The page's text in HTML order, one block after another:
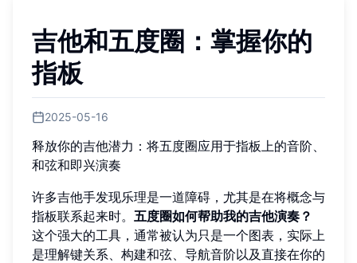
吉他和五度圈：掌握你的
指板
2025-05-16
释放你的吉他潜力：将五度圈应用于指板上的音阶、
和弦和即兴演奏
许多吉他手发现乐理是一道障碍，尤其是在将概念与
指板联系起来时。 五度圈如何帮助我的吉他演奏？
这个强大的工具，通常被认为只是一个图表，实际上
是理解键关系、构建和弦、导航音阶以及直接在你的